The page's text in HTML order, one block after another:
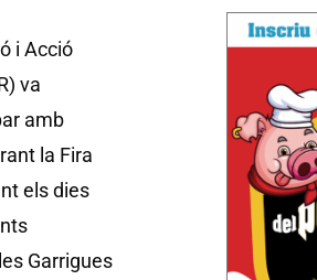
i Acció
va
amb
la Fira
els dies
Garrigues